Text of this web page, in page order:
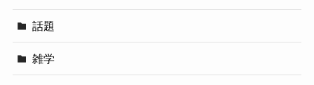
話題
雑学